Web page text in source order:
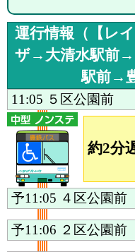
運行情報（ 【レ
ザ→大清水駅前
駅前→
11:05 ５区公園前
約2分
予11:05 ４区公園前
予11:06 ２区公園前